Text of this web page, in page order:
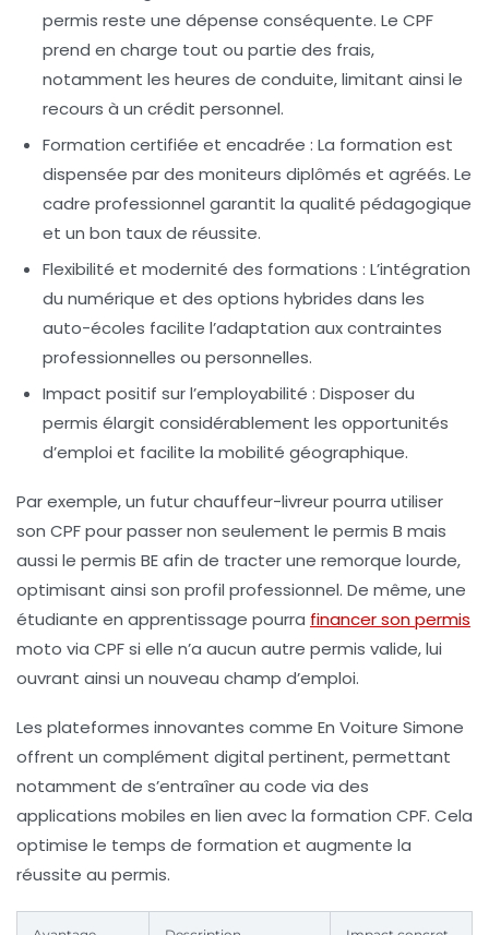
permis reste une dépense conséquente. Le CPF
prend en charge tout ou partie des frais,
notamment les heures de conduite, limitant ainsi le
recours à un crédit personnel.
Formation certifiée et encadrée : La formation est
dispensée par des moniteurs diplômés et agréés. Le
cadre professionnel garantit la qualité pédagogique
et un bon taux de réussite.
Flexibilité et modernité des formations : L’intégration
du numérique et des options hybrides dans les
auto-écoles facilite l’adaptation aux contraintes
professionnelles ou personnelles.
Impact positif sur l’employabilité : Disposer du
permis élargit considérablement les opportunités
d’emploi et facilite la mobilité géographique.
Par exemple, un futur chauffeur-livreur pourra utiliser
son CPF pour passer non seulement le permis B mais
aussi le permis BE afin de tracter une remorque lourde,
optimisant ainsi son profil professionnel. De même, une
étudiante en apprentissage pourra financer son permis
moto via CPF si elle n’a aucun autre permis valide, lui
ouvrant ainsi un nouveau champ d’emploi.
Les plateformes innovantes comme En Voiture Simone
offrent un complément digital pertinent, permettant
notamment de s’entraîner au code via des
applications mobiles en lien avec la formation CPF. Cela
optimise le temps de formation et augmente la
réussite au permis.